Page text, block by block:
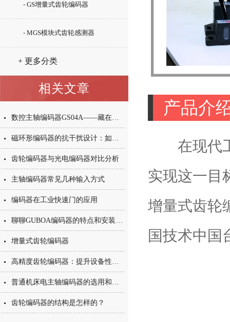
- GS增量式齿轮编码器
- MGS模块式齿轮感测器
+ 更多分类
相关文章
数控主轴编码器GS04A——藏在机床里的“速度与位置管家”
磁环形编码器的抗干扰设计：如何应对强磁场、油污与振动挑战？
齿轮编码器与光电编码器对比分析
主轴编码器常见几种输入方式
编码器在工业快速门的应用
聊聊GUBOA编码器的特点和安装与调试
增量式齿轮编码器
高精度齿轮编码器：提升设备性能的秘诀
普通机床电主轴编码器的选用和安装原则
齿轮编码器的结构是怎样的？
产品介
在现代工
实现这一目
增量式齿轮
国技术中国